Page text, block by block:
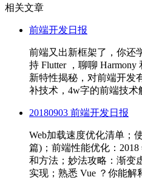
相关文章
前端开发日报
前端又出新框架了，你还
持 Flutter ，聊聊 Harmony
新特性揭秘，对前端开发
补技术，4w字的前端技术
20180903 前端开发日报
Web加载速度优化清单；
篇)；前端性能优化：2018
和方法；妙法攻略：渐变
实现；熟悉 Vue ？你能解